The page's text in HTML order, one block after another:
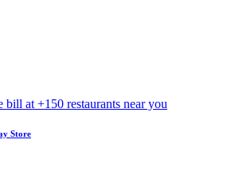
bill at +150 restaurants near you
Store